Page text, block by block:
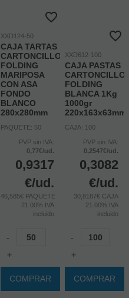
XXD124-50
CAJA TARTAS
CARTONCILLO
FOLDING
MARIPOSA
CON ASA
FONDO
BLANCO
280x280mm
PAQUETE: 50
PVP sin IVA:
0,77€/ud.
0,9317
€/ud.
46,585€ PAQUETE
21.00% IVA
incluido
-
+
COMPRAR
XXD612-100
CAJA PASTAS
CARTONCILLO
FOLDING
BLANCA 1Kg
1000gr
220x163x63mm
CAJA: 100
PVP sin IVA:
0,2547€/ud.
0,3082
€/ud.
30,8187€ CAJA
21.00% IVA
incluido
-
+
COMPRAR